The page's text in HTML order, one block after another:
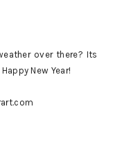
over there? Its
New Year!